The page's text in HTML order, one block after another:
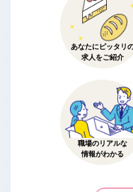
あなたにピッタリ
求人をご紹介
職場のリアルな
情報がわかる